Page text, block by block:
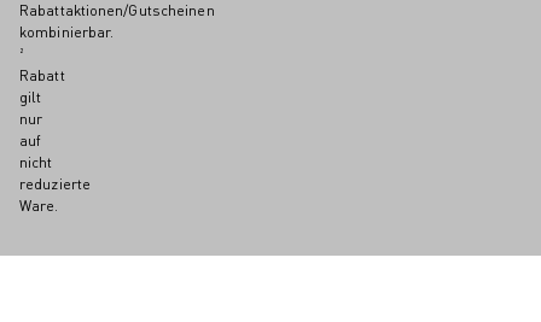
Rabattaktionen/Gutscheinen
kombinierbar.
²
Rabatt
gilt
nur
auf
nicht
reduzierte
Ware.